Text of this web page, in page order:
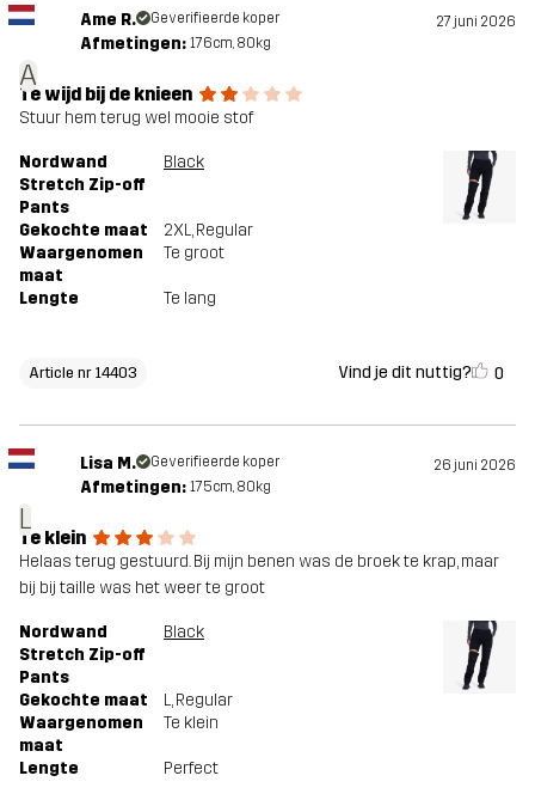
A
Ame R. Geverifieerde koper 27 juni 2026
Afmetingen: 176cm, 80kg
Te wijd bij de knieen
Stuur hem terug wel mooie stof
Nordwand
Stretch Zip-off
Pants
Black
Gekochte maat 2XL, Regular
Waargenomen
maat
Te groot
Lengte Te lang
Article nr 14403 Vind je dit nuttig? 0
L
Lisa M. Geverifieerde koper 26 juni 2026
Afmetingen: 175cm, 80kg
Te klein
Helaas terug gestuurd. Bij mijn benen was de broek te krap, maar
bij bij taille was het weer te groot
Nordwand
Stretch Zip-off
Pants
Black
Gekochte maat L, Regular
Waargenomen
maat
Te klein
Lengte Perfect